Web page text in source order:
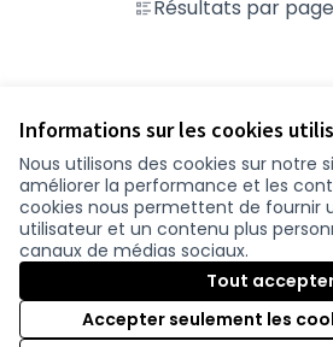
Informations sur les cookies
Nous utilisons des cookies sur notre
améliorer la performance et les
cookies nous permettent de fournir
utilisateur et un contenu plus
canaux de médias sociaux.
Tout
Accepter seulement les
Résultats par
Conditions d'utilisation
Paramètres des cookies
participer.loire-atlantique.fr sur
(Nouvelle fenêtre)
participer.loire-atlantique.fr sur
(Nouvelle fenêtre)
participer.loire-atlantique.fr
(Nouvelle fenêtre)